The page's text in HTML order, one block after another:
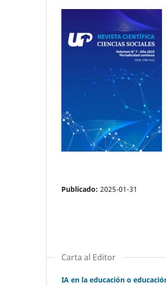
Publicado: 2025-01-31
Carta al Editor
IA en la educación o